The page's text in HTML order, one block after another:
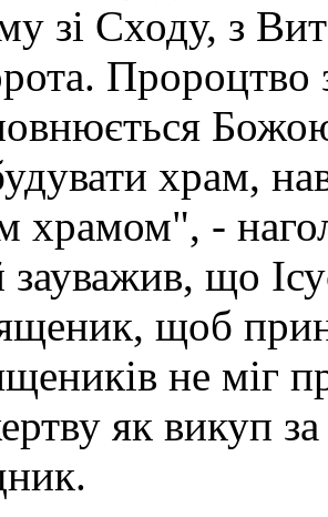
зі Сходу, з
храм,
храмом", -
зауважив, що
щоб
не міг
як викуп